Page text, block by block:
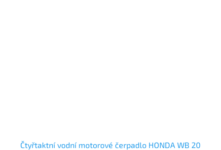
Čtyřtaktní vodní motorové čerpadlo HONDA WB 20